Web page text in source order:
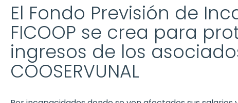
El Fondo Previsión de
FICOOP se crea para
ingresos de los
COOSERVUNAL